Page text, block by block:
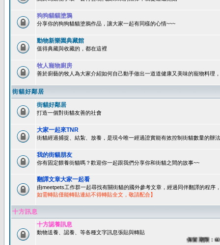
狗狗貓貓塗鴉
分享你的狗狗貓貓塗鴉作品，讓大家一起有同樣的心情~~~
動物新樂園典藏館
值得典藏與收藏的，都在這裡
牧人寵物廚房
善於廚藝的牧人為大家介紹如何自己動手做出一道道健康又美味的寵物料理
街貓好鄰居
街貓好鄰居
打造一個對街貓友善的社會
大家一起來TNR
街貓經過捕捉、結紮、放養，是現今唯一經過證實能有效控制街貓數量的辦
我的街貓朋友
你有固定餵養街貓嗎？歡迎你一起跟我們分享你和街貓之間的故事~~
翻譯文章大家一起看
由meetpets工作群一起尋找有關街貓的國外參考文章，經過同伴翻譯的程序
如需轉貼僅能轉貼連結不得轉貼全文，敬請配合】
十方訊息
十方認養訊息
動物送養、認養、等各種文字訊息張貼與轉貼
保留期限：60天